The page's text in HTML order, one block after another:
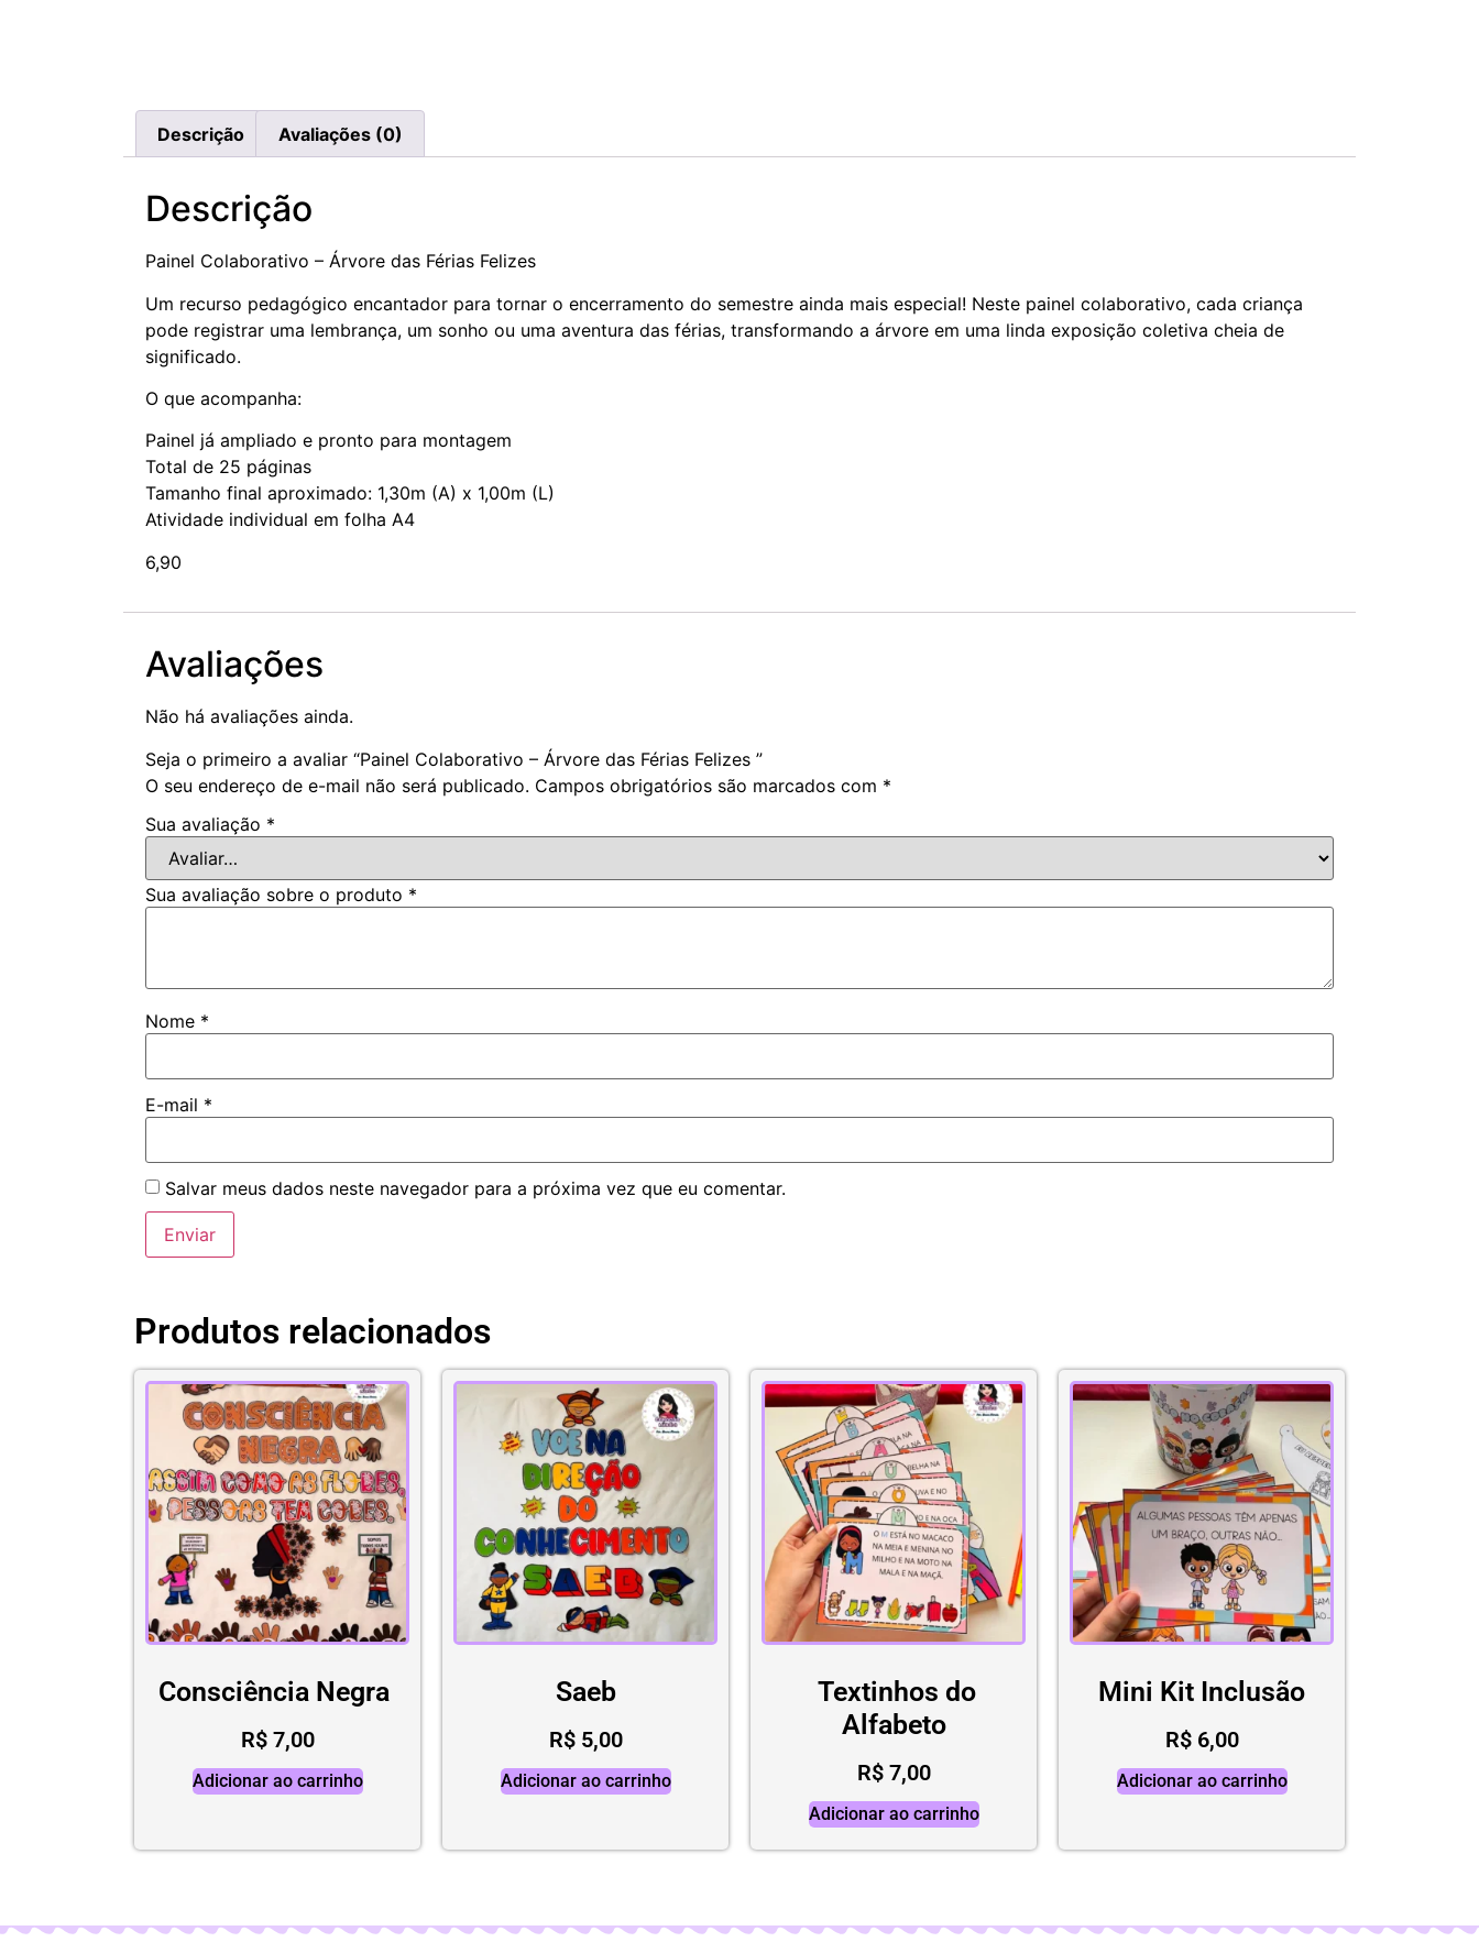
Descrição Avaliações (0)
Descrição
Painel Colaborativo – Árvore das Férias Felizes
Um recurso pedagógico encantador para tornar o encerramento do semestre ainda mais especial! Neste painel colaborativo, cada criança
pode registrar uma lembrança, um sonho ou uma aventura das férias, transformando a árvore em uma linda exposição coletiva cheia de
significado.
O que acompanha:
Painel já ampliado e pronto para montagem
Total de 25 páginas
Tamanho final aproximado: 1,30m (A) x 1,00m (L)
Atividade individual em folha A4
6,90
Avaliações
Não há avaliações ainda.
Seja o primeiro a avaliar “Painel Colaborativo – Árvore das Férias Felizes ”
O seu endereço de e-mail não será publicado. Campos obrigatórios são marcados com *
Sua avaliação *
Sua avaliação sobre o produto *
Nome *
E-mail *
Salvar meus dados neste navegador para a próxima vez que eu comentar.
Produtos relacionados
Consciência Negra
R$7,00
Adicionar ao carrinho
Saeb
R$5,00
Adicionar ao carrinho
Textinhos do
Alfabeto
R$7,00
Adicionar ao carrinho
Mini Kit Inclusão
R$6,00
Adicionar ao carrinho